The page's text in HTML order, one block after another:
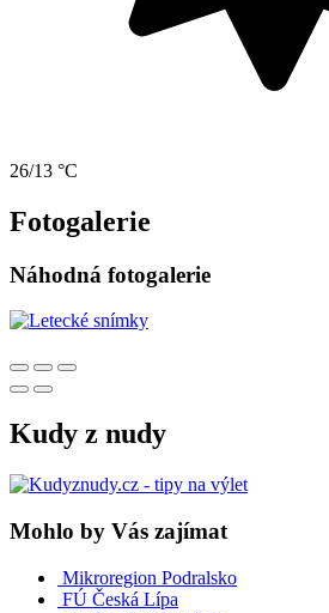
26/13 °C
Fotogalerie
Náhodná fotogalerie
Kudy z nudy
Mohlo by Vás zajímat
Mikroregion Podralsko
FÚ Česká Lípa